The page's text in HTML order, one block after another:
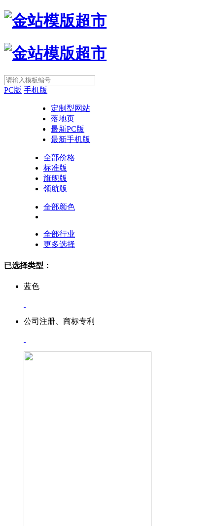
PC版 手机版
定制型网站
落地页
最新PC版
最新手机版
全部价格
标准版
旗舰版
领航版
全部颜色
全部行业
更多选择
已选择类型：
蓝色
公司注册、商标专利